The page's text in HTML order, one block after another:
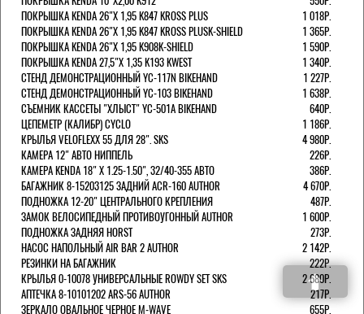
ПОКРЫШКА KENDA 26"Х 1,95 K847 KROSS PLUS
1 018Р.
ПОКРЫШКА KENDA 26"Х 1,95 K847 KROSS PLUSK-SHIELD
1 365Р.
ПОКРЫШКА KENDA 26"Х 1,95 K908K-SHIELD
1 590Р.
ПОКРЫШКА KENDA 27,5"Х 1,35 K193 KWEST
1 340Р.
СТЕНД ДЕМОНСТРАЦИОННЫЙ YC-117N BIKEHAND
1 227Р.
СТЕНД ДЕМОНСТРАЦИОННЫЙ YC-103 BIKEHAND
1 638Р.
СЪЕМНИК КАССЕТЫ "ХЛЫСТ" YC-501A BIKEHAND
640Р.
ЦЕПЕМЕТР (КАЛИБР) CYCLO
1 186Р.
КРЫЛЬЯ VELOFLEXX 55 ДЛЯ 28". SKS
4 980Р.
КАМЕРА 12" АВТО НИППЕЛЬ
226Р.
КАМЕРА KENDA 18" Х 1.25-1.50", 32/40-355 АВТО
386Р.
БАГАЖНИК 8-15203125 ЗАДНИЙ ACR-160 AUTHOR
4 670Р.
ПОДНОЖКА 12-20" ЦЕНТРАЛЬНОГО КРЕПЛЕНИЯ
487Р.
ЗАМОК ВЕЛОСИПЕДНЫЙ ПРОТИВОУГОННЫЙ AUTHOR
1 600Р.
ПОДНОЖКА ЗАДНЯЯ HORST
273Р.
НАСОС НАПОЛЬНЫЙ AIR BAR 2 AUTHOR
2 142Р.
РЕЗИНКИ НА БАГАЖНИК
222Р.
КРЫЛЬЯ 0-10078 УНИВЕРСАЛЬНЫЕ ROWDY SET SKS
2 680Р.
АПТЕЧКА 8-10101202 ARS-56 AUTHOR
217Р.
ЗЕРКАЛО ОВАЛЬНОЕ ЧЕРНОЕ M-WAVE
655Р.